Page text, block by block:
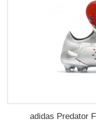
adidas Predator